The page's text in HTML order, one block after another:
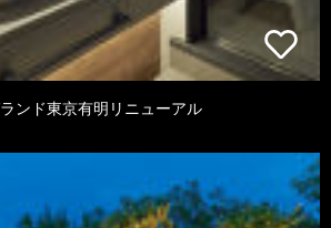
ンド東京有明リニューアル